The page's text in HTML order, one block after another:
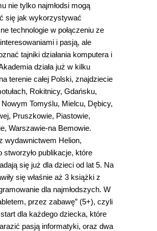
nie tylko najmłodsi mogą
się jak wykorzystywać
technologie w połączeniu ze
i pasją, ale
tajniki działania komputera i
działa już w kilku
terenie całej Polski, znajdziecie
Rokitnicy, Gdańsku,
Nowym Tomyślu, Mielcu, Dębicy,
Pruszkowie, Piastowie,
Warszawie-na Bemowie.
wydawnictwem Helion,
stworzyło publikacje, które
się już dla dzieci od lat 5. Na
się właśnie aż 3 książki z
dla najmłodszych. W
przez zabawę” (5+), czyli
dla każdego dziecka, które
pasją informatyki, oraz dwa